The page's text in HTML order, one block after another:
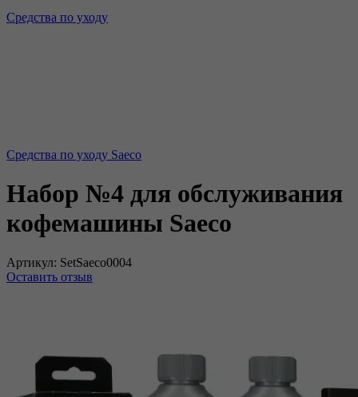
Средства по уходу
Средства по уходу Saeco
Набор №4 для обслуживания
кофемашины Saeco
Артикул: SetSaeco0004
Оставить отзыв